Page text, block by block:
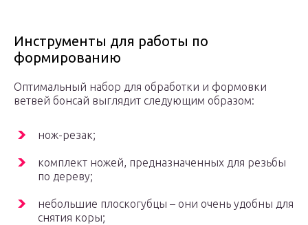
Инструменты для работы по
формированию
Оптимальный набор для обработки и формовки
ветвей бонсай выглядит следующим образом:
нож-резак;
комплект ножей, предназначенных для резьбы
по дереву;
небольшие плоскогубцы – они очень удобны для
снятия коры;